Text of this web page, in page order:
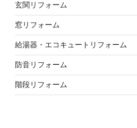
玄関リフォーム
窓リフォーム
給湯器・エコキュートリフォーム
防音リフォーム
階段リフォーム